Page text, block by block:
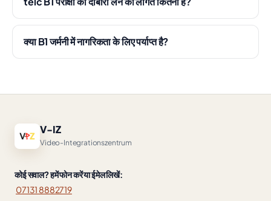
क्या B1 जर्मनी में नागरिकता के लिए पर्याप्त है?
V-IZ
Video-Integrationszentrum
कोई सवाल? हमें फोन करें या ईमेल लिखें:
07131 8882719